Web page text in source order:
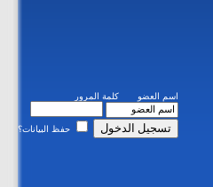
اسم العضو كلمة المرور
حفظ البيانات؟